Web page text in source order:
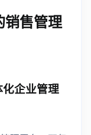
销售管理
企业管理